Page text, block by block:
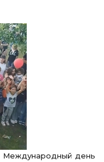
Международный день